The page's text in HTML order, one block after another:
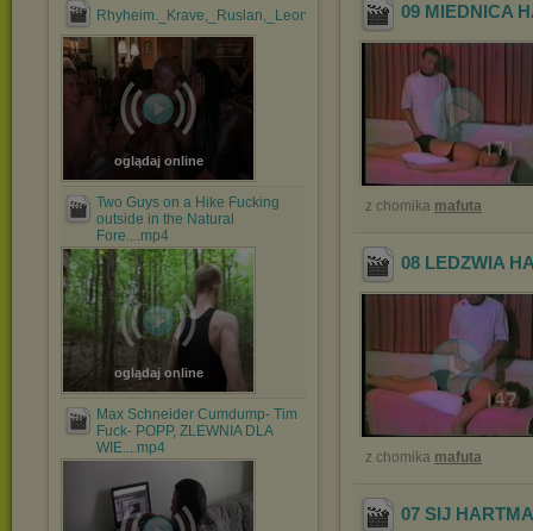
Rhyheim._Krave,_Ruslan,_Leon,_Rider,_Zario_&_JayNite_1....mp4
oglądaj online
Two Guys on a Hike Fucking
outside in the Natural
Fore....mp4
oglądaj online
Max Schneider Cumdump- Tim
Fuck- POPP, ZLEWNIA DLA
WIE....mp4
09 MIEDNICA
z chomika mafuta
08 LEDZWIA
z chomika mafuta
07 SIJ